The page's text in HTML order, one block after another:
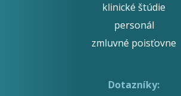
klinické štúdie
personál
zmluvné poisťovne
Dotazníky: